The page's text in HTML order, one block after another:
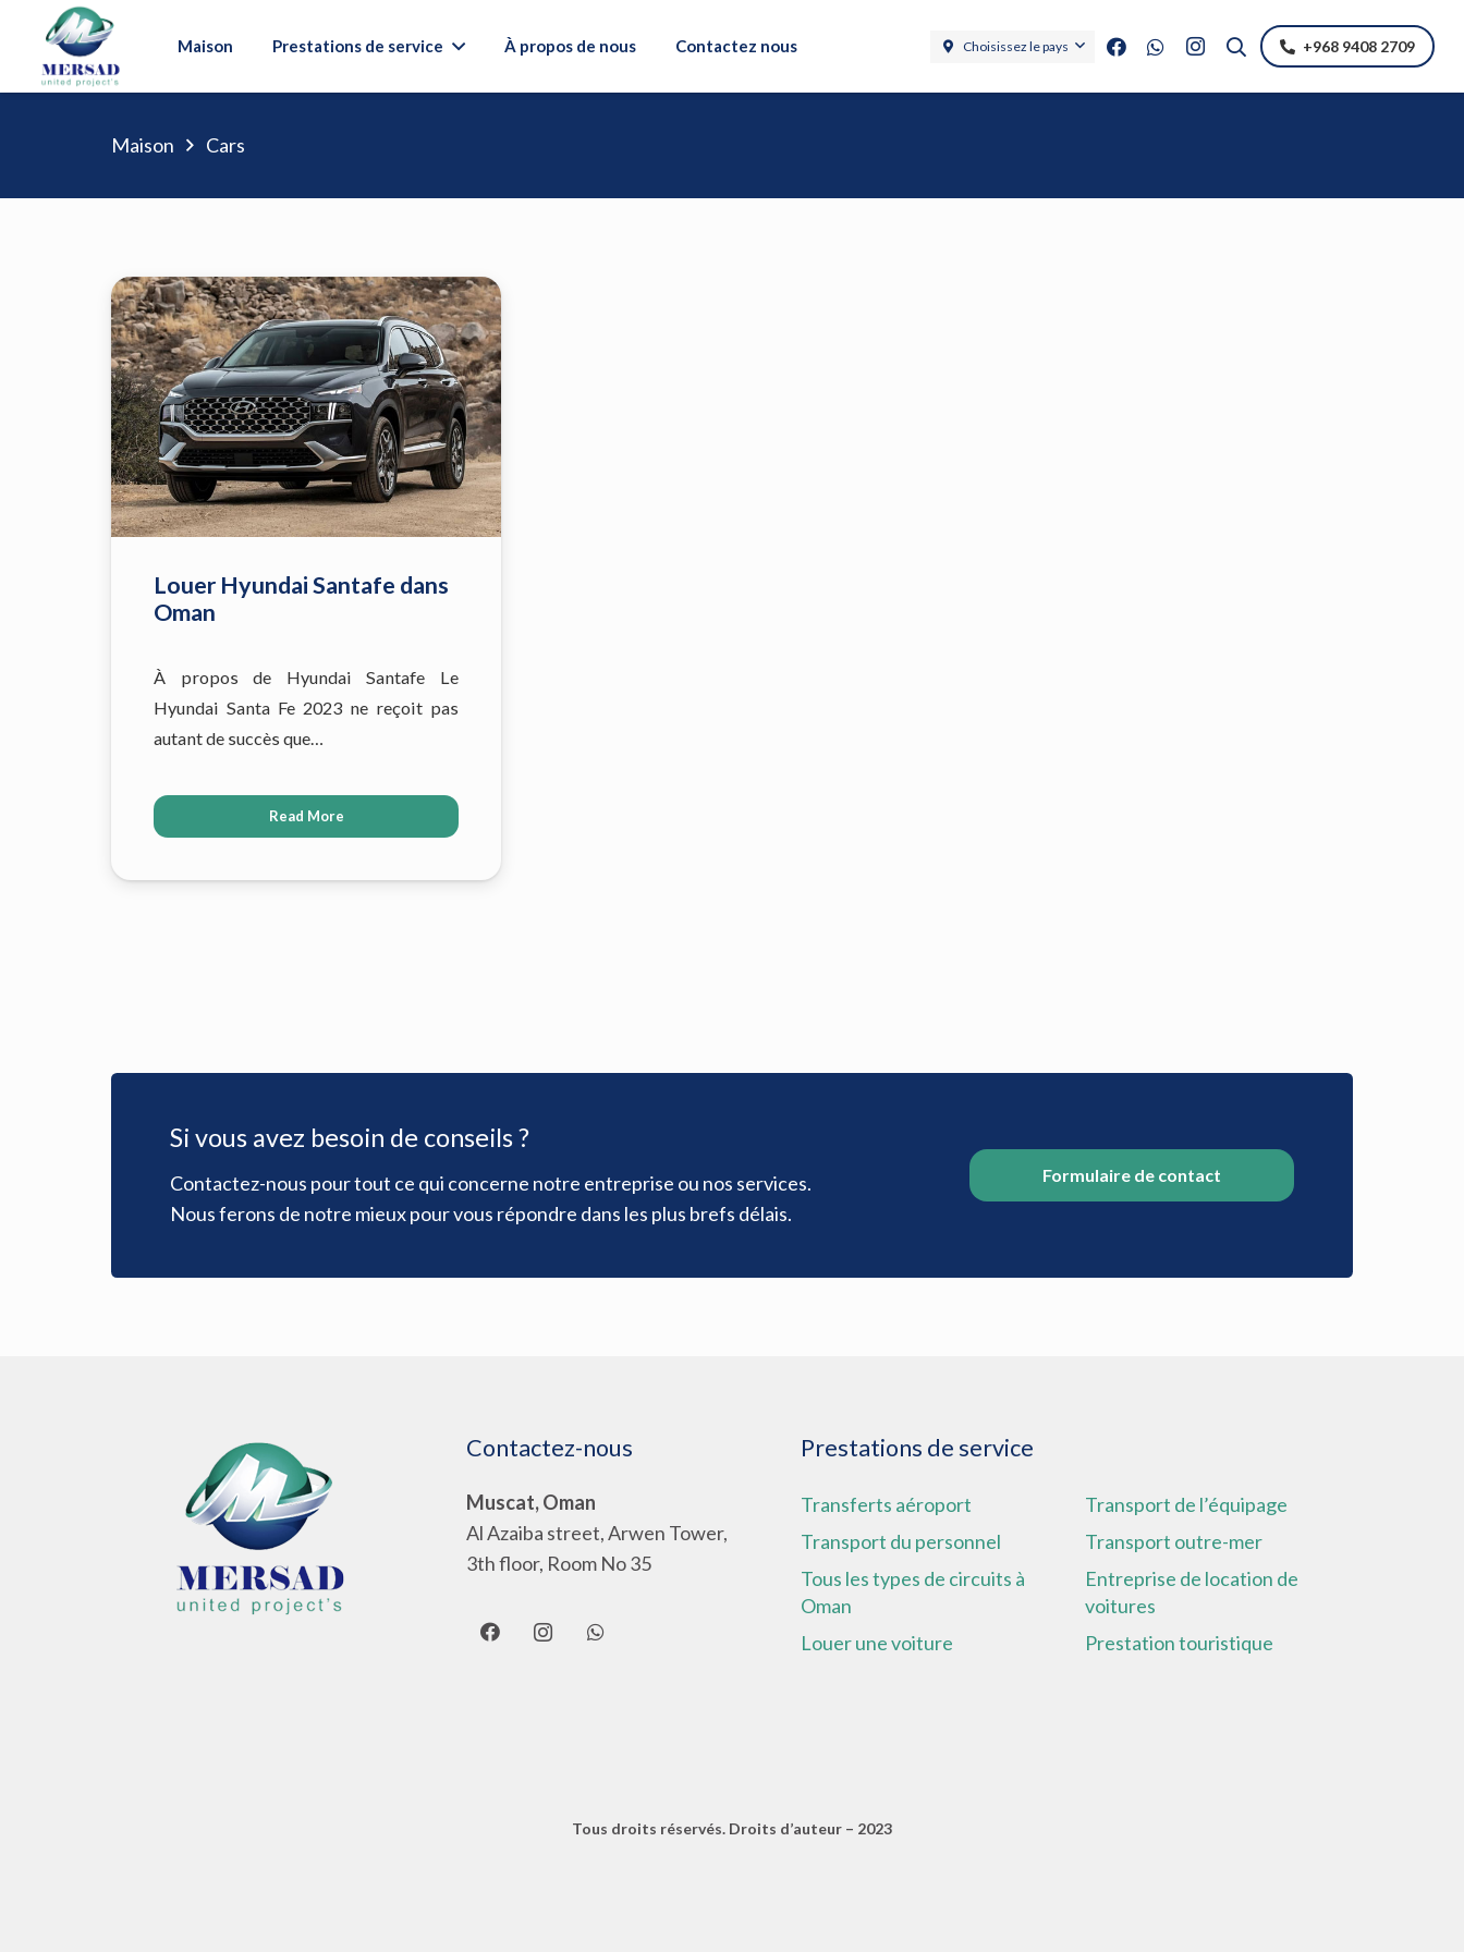
Maison Prestations de service À propos de nous Contactez nous Choisissez le pays +968 9408 2709
Maison Cars
Louer Hyundai Santafe dans
Oman
À propos de Hyundai Santafe Le
Hyundai Santa Fe 2023 ne reçoit pas
autant de succès que…
Read More
Si vous avez besoin de conseils ?
Contactez-nous pour tout ce qui concerne notre entreprise ou nos services.
Nous ferons de notre mieux pour vous répondre dans les plus brefs délais.
Formulaire de contact
Contactez-nous
Muscat, Oman
Al Azaiba street, Arwen Tower,
3th floor, Room No 35
Prestations de service
Transferts aéroport
Transport du personnel
Tous les types de circuits à
Oman
Louer une voiture
Transport de l’équipage
Transport outre-mer
Entreprise de location de
voitures
Prestation touristique
Tous droits réservés. Droits d’auteur – 2023